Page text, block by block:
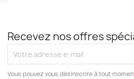
Recevez nos offres
Vous pouvez vous désinscrire à tout